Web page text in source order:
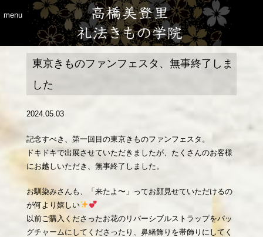
menu
東京きものファンフェスタ、無事終了しま
した
2024.05.03
記念すべき、第一回目の東京きものファンフェスタ。
ドキドキで出展させていただきましたが、たくさんのお客様
にお越しいただき、無事終了しました。
お馴染みさんも、「来たよ〜」ってお顔見せていただけるの
が何より嬉しい
以前ご購入くださったお花のリバーシブルストラップをバッ
グチャームにしてくださったり、鼻緒飾りを帯飾りにしてく